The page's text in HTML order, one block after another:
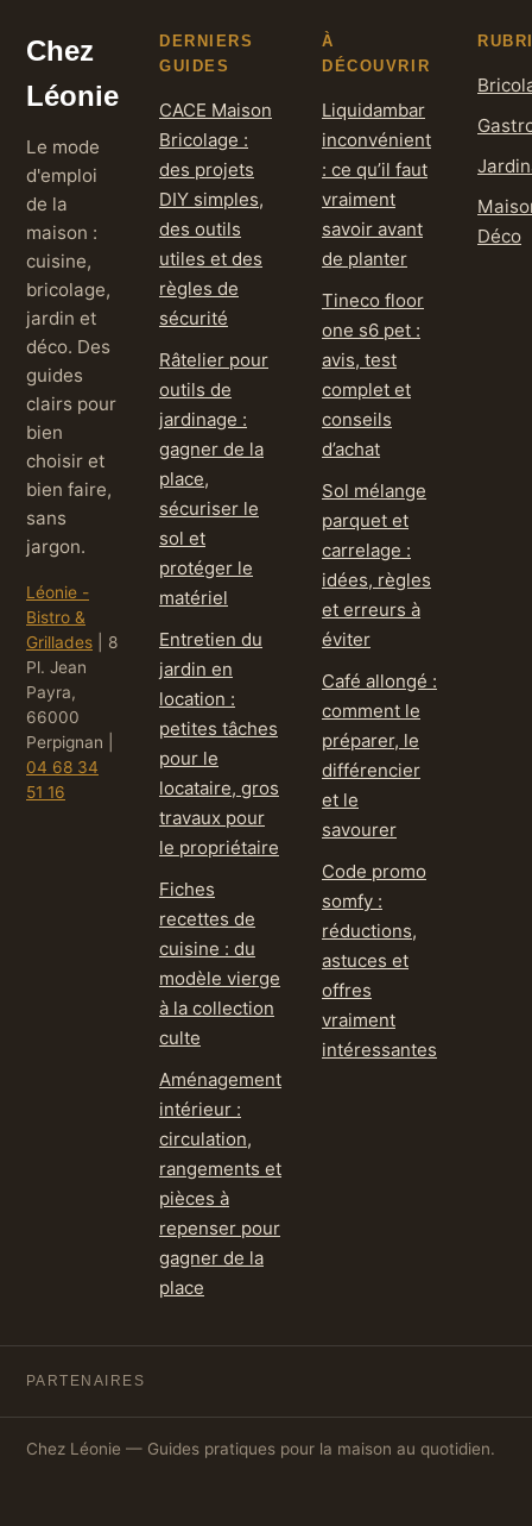
Chez
Léonie
Le mode
d'emploi
de la
maison :
cuisine,
bricolage,
jardin et
déco. Des
guides
clairs pour
bien
choisir et
bien faire,
sans
jargon.
Léonie -
Bistro &
Grillades
8
Pl. Jean
Payra,
66000
Perpignan
04 68 34
51 16
DERNIERS
GUIDES
CACE Maison
Bricolage :
des projets
DIY simples,
des outils
utiles et des
règles de
sécurité
Râtelier pour
outils de
jardinage :
gagner de la
place,
sécuriser le
sol et
protéger le
matériel
Entretien du
jardin en
location :
petites tâches
pour le
locataire, gros
travaux pour
le propriétaire
Fiches
recettes de
cuisine : du
modèle vierge
à la collection
culte
Aménagement
intérieur :
circulation,
rangements et
pièces à
repenser pour
gagner de la
place
À
DÉCOUVRIR
Liquidambar
inconvénient
: ce qu’il faut
vraiment
savoir avant
de planter
Tineco floor
one s6 pet :
avis, test
complet et
conseils
d’achat
Sol mélange
parquet et
carrelage :
idées, règles
et erreurs à
éviter
Café allongé :
comment le
préparer, le
différencier
et le
savourer
Code promo
somfy :
réductions,
astuces et
offres
vraiment
intéressantes
Déco
PARTENAIRES
Chez Léonie — Guides pratiques pour la maison au quotidien.